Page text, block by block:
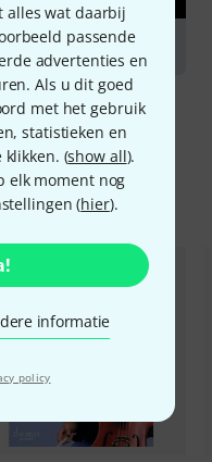
alles wat daarbij
passende
advertenties en
Als u dit goed
met het gebruik
statistieken en
(show all).
elk moment nog
(hier).
informatie
policy